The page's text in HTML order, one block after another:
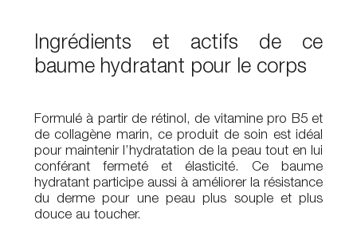
Ingrédients et actifs de ce
baume hydratant pour le corps
Formulé à partir de rétinol, de vitamine pro B5 et
de collagène marin, ce produit de soin est idéal
pour maintenir l’hydratation de la peau tout en lui
conférant fermeté et élasticité. Ce baume
hydratant participe aussi à améliorer la résistance
du derme pour une peau plus souple et plus
douce au toucher.